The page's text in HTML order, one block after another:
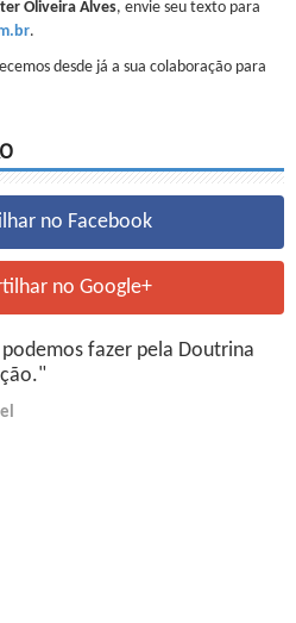
Oliveira Alves, envie seu texto para
.
desde já a sua colaboração para
no Facebook
no Google+
fazer pela Doutrina